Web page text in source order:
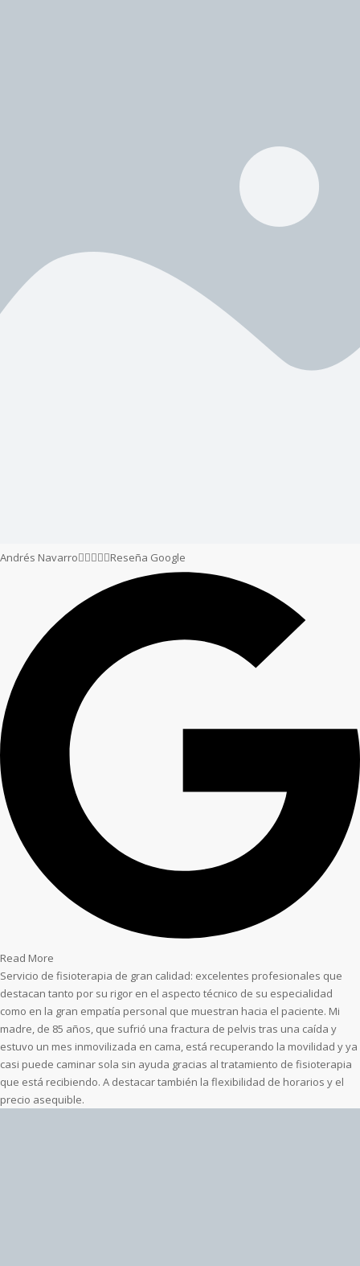
Andrés NavarroReseña Google
Read More
Servicio de fisioterapia de gran calidad: excelentes profesionales que
destacan tanto por su rigor en el aspecto técnico de su especialidad
como en la gran empatía personal que muestran hacia el paciente. Mi
madre, de 85 años, que sufrió una fractura de pelvis tras una caída y
estuvo un mes inmovilizada en cama, está recuperando la movilidad y ya
casi puede caminar sola sin ayuda gracias al tratamiento de fisioterapia
que está recibiendo. A destacar también la flexibilidad de horarios y el
precio asequible.